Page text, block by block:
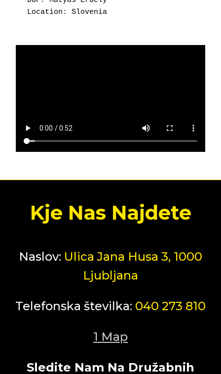
Location: Slovenia
Kje Nas Najdete
Naslov: Ulica Jana Husa 3, 1000
Ljubljana
Telefonska številka: 040 273 810
1 Map
Sledite Nam Na Družabnih